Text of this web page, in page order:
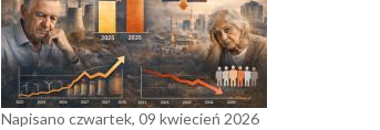
Napisano czwartek, 09 kwiecień 2026